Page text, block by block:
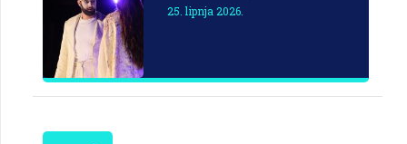
25. lipnja 2026.